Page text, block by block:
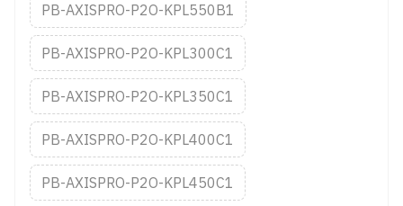
PB-AXISPRO-P2O-KPL550B1
PB-AXISPRO-P2O-KPL300C1
PB-AXISPRO-P2O-KPL350C1
PB-AXISPRO-P2O-KPL400C1
PB-AXISPRO-P2O-KPL450C1